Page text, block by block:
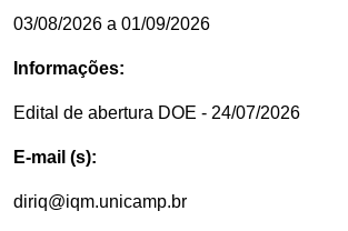
03/08/2026 a 01/09/2026
Informações:
Edital de abertura DOE - 24/07/2026
E-mail (s):
diriq@iqm.unicamp.br